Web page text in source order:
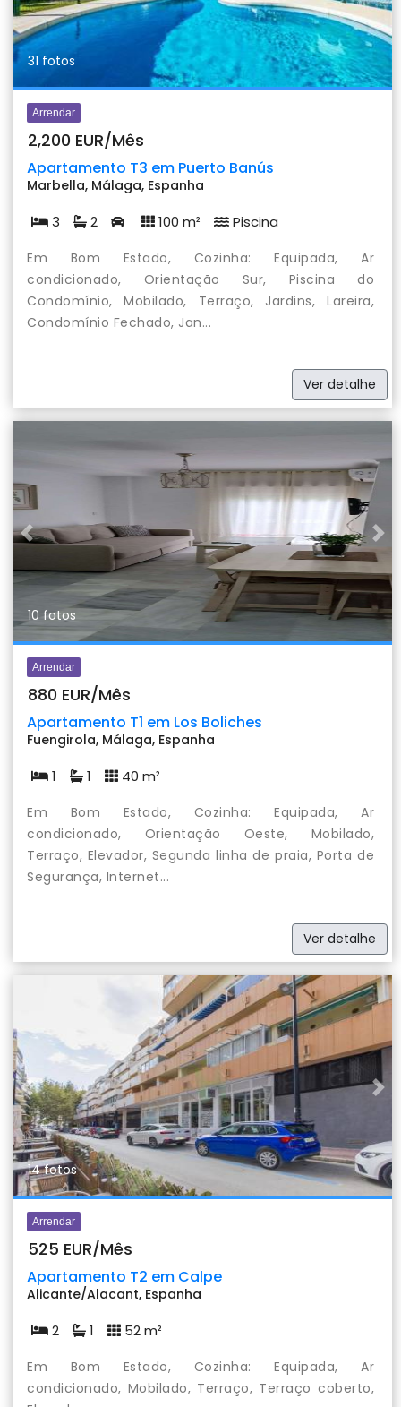
31 fotos
Arrendar
2,200 EUR/Mês
Apartamento T3 em Puerto Banús
Marbella, Málaga, Espanha
3 2 100 m² Piscina
Em Bom Estado, Cozinha: Equipada, Ar
condicionado, Orientação Sur, Piscina do
Condomínio, Mobilado, Terraço, Jardins, Lareira,
Condomínio Fechado, Jan...
Ver detalhe
Previous
10 fotos
Arrendar
880 EUR/Mês
Apartamento T1 em Los Boliches
Fuengirola, Málaga, Espanha
1 1 40 m²
Em Bom Estado, Cozinha: Equipada, Ar
condicionado, Orientação Oeste, Mobilado,
Terraço, Elevador, Segunda linha de praia, Porta de
Segurança, Internet...
Ver detalhe
Previous
14 fotos
Arrendar
525 EUR/Mês
Apartamento T2 em Calpe
Alicante/Alacant, Espanha
2 1 52 m²
Em Bom Estado, Cozinha: Equipada, Ar
condicionado, Mobilado, Terraço, Terraço coberto,